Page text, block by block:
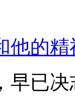
他的
早已